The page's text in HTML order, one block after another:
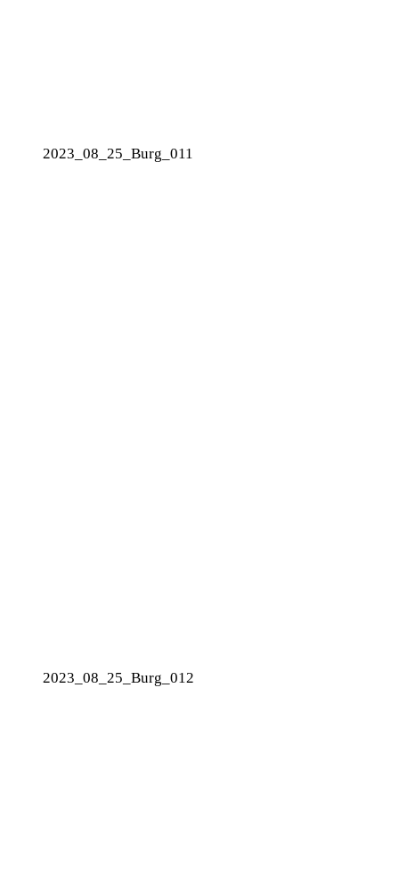
2023_08_25_Burg_011
2023_08_25_Burg_012